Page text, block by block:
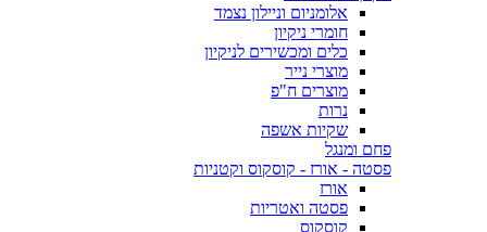
אלומניום וניילון נצמד
חומרי ניקיון
כלים ומכשירים לניקיון
מוצרי נייר
מוצרים ח"פ
נרות
שקיות אשפה
פחם ומנגל
פסטה - אורז - קוסקוס וקטניות
אורז
פסטה ואטריות
קוסקוס